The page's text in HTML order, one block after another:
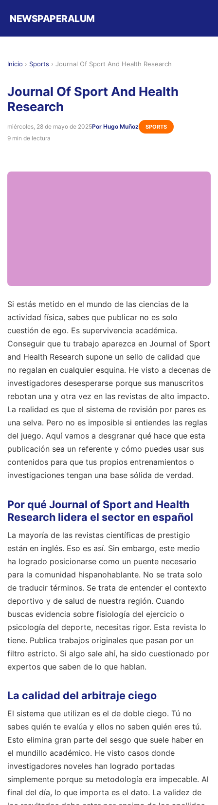
NEWSPAPERALUM
Inicio › Sports › Journal Of Sport And Health Research
Journal Of Sport And Health
Research
miércoles, 28 de mayo de 2025Por Hugo Muñoz SPORTS
9 min de lectura
Si estás metido en el mundo de las ciencias de la
actividad física, sabes que publicar no es solo
cuestión de ego. Es supervivencia académica.
Conseguir que tu trabajo aparezca en Journal of Sport
and Health Research supone un sello de calidad que
no regalan en cualquier esquina. He visto a decenas de
investigadores desesperarse porque sus manuscritos
rebotan una y otra vez en las revistas de alto impacto.
La realidad es que el sistema de revisión por pares es
una selva. Pero no es imposible si entiendes las reglas
del juego. Aquí vamos a desgranar qué hace que esta
publicación sea un referente y cómo puedes usar sus
contenidos para que tus propios entrenamientos o
investigaciones tengan una base sólida de verdad.
Por qué Journal of Sport and Health
Research lidera el sector en español
La mayoría de las revistas científicas de prestigio
están en inglés. Eso es así. Sin embargo, este medio
ha logrado posicionarse como un puente necesario
para la comunidad hispanohablante. No se trata solo
de traducir términos. Se trata de entender el contexto
deportivo y de salud de nuestra región. Cuando
buscas evidencia sobre fisiología del ejercicio o
psicología del deporte, necesitas rigor. Esta revista lo
tiene. Publica trabajos originales que pasan por un
filtro estricto. Si algo sale ahí, ha sido cuestionado por
expertos que saben de lo que hablan.
La calidad del arbitraje ciego
El sistema que utilizan es el de doble ciego. Tú no
sabes quién te evalúa y ellos no saben quién eres tú.
Esto elimina gran parte del sesgo que suele haber en
el mundillo académico. He visto casos donde
investigadores noveles han logrado portadas
simplemente porque su metodología era impecable. Al
final del día, lo que importa es el dato. La validez de